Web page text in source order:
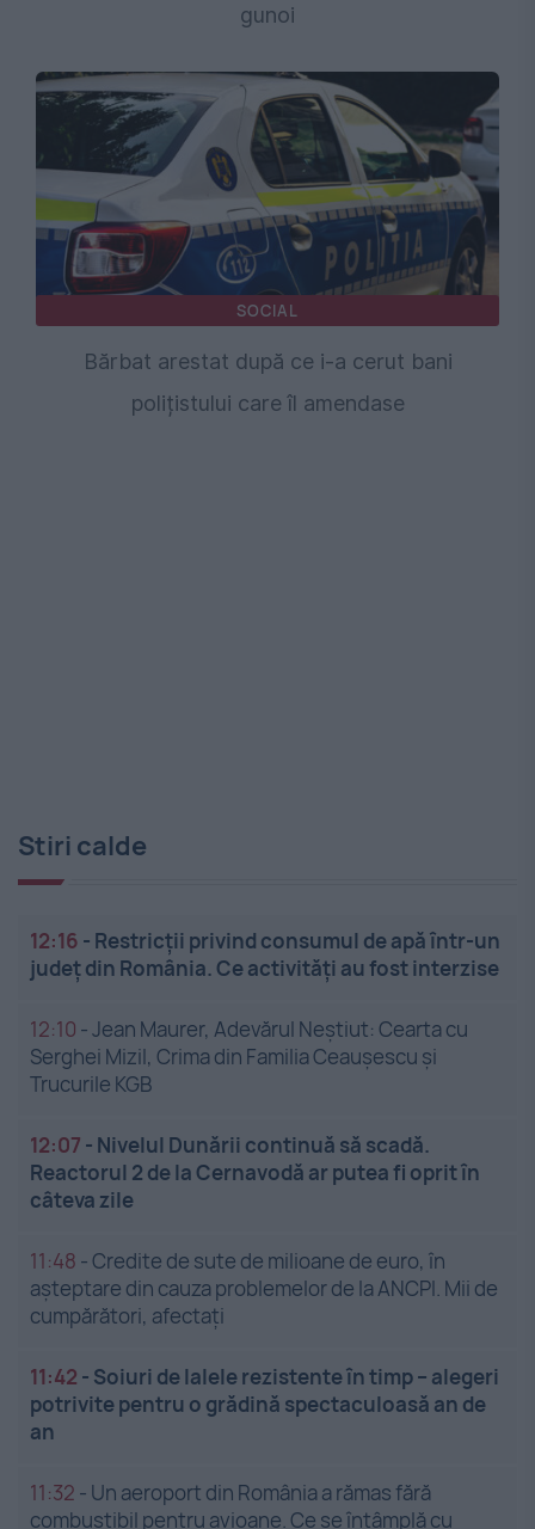
gunoi
SOCIAL
Bărbat arestat după ce i-a cerut bani
polițistului care îl amendase
Stiri calde
12:16 - Restricții privind consumul de apă într-un
județ din România. Ce activități au fost interzise
12:10 -Jean Maurer, Adevărul Neștiut: Cearta cu
Serghei Mizil, Crima din Familia Ceaușescu și
Trucurile KGB
12:07 - Nivelul Dunării continuă să scadă.
Reactorul 2 de la Cernavodă ar putea fi oprit în
câteva zile
11:48 -Credite de sute de milioane de euro, în
așteptare din cauza problemelor de la ANCPI. Mii de
cumpărători, afectați
11:42 - Soiuri de lalele rezistente în timp – alegeri
potrivite pentru o grădină spectaculoasă an de
an
11:32 - Un aeroport din România a rămas fără
combustibil pentru avioane. Ce se întâmplă cu